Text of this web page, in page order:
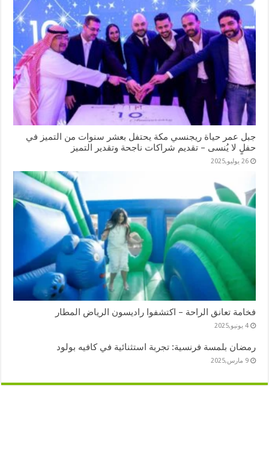
جبل عمر حياة ريجنسي مكة يحتفل بعشر سنوات من التميز في
حفلٍ لا يُنسى – تقديم شراكات ناجحة وتقدير التميز
26 يوليو,2025
فخامة تعانق الراحة – اكتشفوا راديسون الرياض المطار
4 يونيو,2025
رمضان بلمسة فرنسية: تجربة استثنائية في كافيه بولود
9 مارس,2025